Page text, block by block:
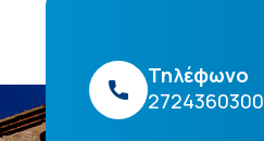
Τηλέφωνο
2724360300